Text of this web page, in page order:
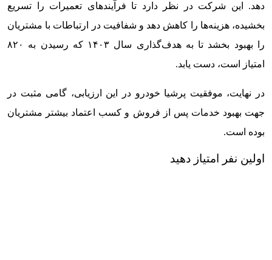
دهد. این شرکت در نظر دارد تا فرآیندهای تعمیرات را تسریع
بخشیده، هزینه‌ها را کاهش دهد و شفافیت در ارتباطات با مشتریان
را بهبود بخشد تا به هدف‌گذاری سال ۱۴۰۳ که رسیدن به ۸۲۰
امتیاز است، دست یابد.
در نهایت، موفقیت پرشیا خودرو در این ارزیابی، گامی مثبت در
جهت بهبود خدمات پس از فروش و کسب اعتماد بیشتر مشتریان
بوده است.
اولین نفر امتیاز دهید